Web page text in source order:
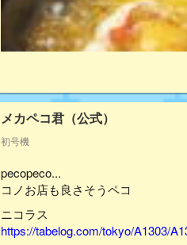
メカペコ君（公式）
初号機
pecopeco...
コノお店も良さそうペコ
ニコラス
https://tabelog.com/tokyo/A1303/